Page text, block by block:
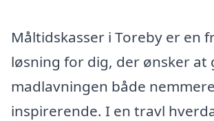
Måltidskasser i Toreby er en
løsning for dig, der ønsker at
madlavningen både
inspirerende. I en travl